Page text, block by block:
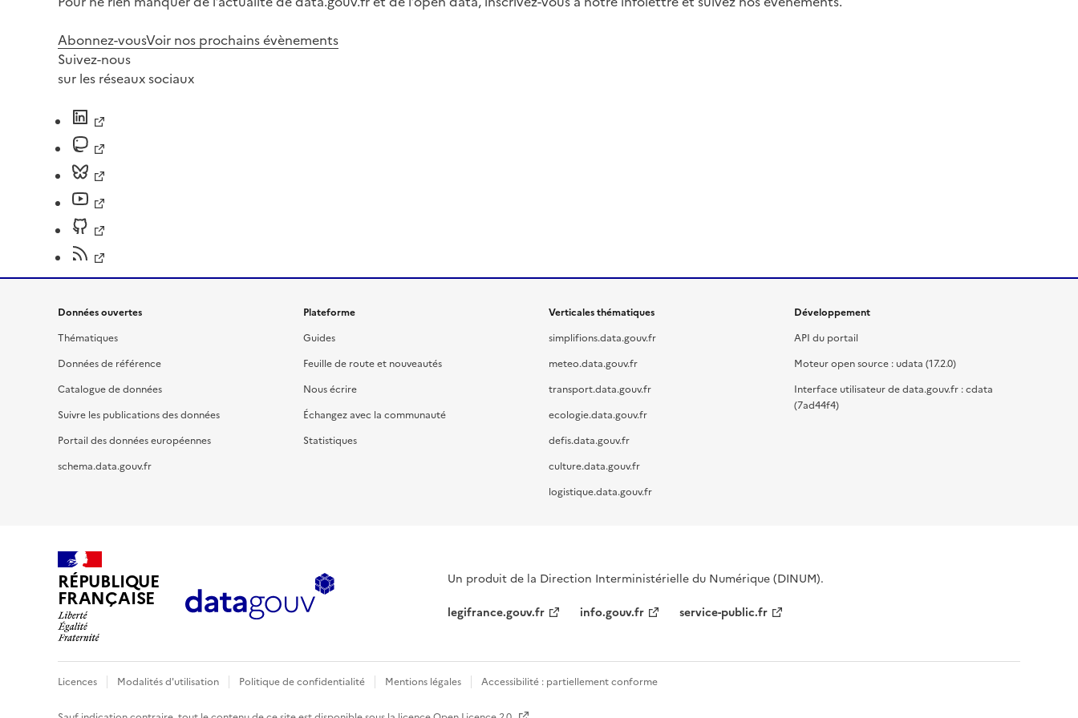
Abonnez-vousVoir nos prochains évènements
Suivez-nous
sur les réseaux sociaux
Données ouvertes
Thématiques
Données de référence
Catalogue de données
Suivre les publications des données
Portail des données européennes
schema.data.gouv.fr
Plateforme
Guides
Feuille de route et nouveautés
Nous écrire
Échangez avec la communauté
Statistiques
Verticales thématiques
simplifions.data.gouv.fr
meteo.data.gouv.fr
transport.data.gouv.fr
ecologie.data.gouv.fr
defis.data.gouv.fr
culture.data.gouv.fr
logistique.data.gouv.fr
Développement
API du portail
Moteur open source : udata (17.2.0)
Interface utilisateur de data.gouv.fr : cdata
(7ad44f4)
RÉPUBLIQUE
FRANÇAISE
Un produit de la Direction Interministérielle du Numérique (DINUM).
legifrance.gouv.fr
info.gouv.fr service-public.fr
Licences Modalités d'utilisation Politique de confidentialité Mentions légales Accessibilité : partiellement conforme